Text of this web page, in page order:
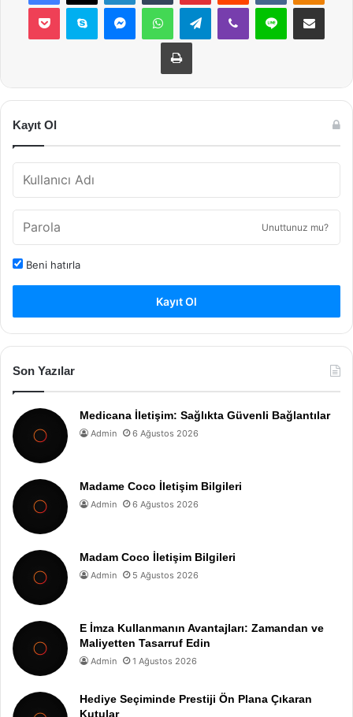
Pocket Skype MessengerWhatsAppTelegramViber Line E-Posta ile
Yazdır
Kayıt Ol
Unuttunuz mu?
Beni hatırla
Kayıt Ol
Son Yazılar
Medicana İletişim: Sağlıkta Güvenli Bağlantılar
Admin 6 Ağustos 2026
Madame Coco İletişim Bilgileri
Admin 6 Ağustos 2026
Madam Coco İletişim Bilgileri
Admin 5 Ağustos 2026
E İmza Kullanmanın Avantajları: Zamandan ve
Maliyetten Tasarruf Edin
Admin 1 Ağustos 2026
Hediye Seçiminde Prestiji Ön Plana Çıkaran
Kutular